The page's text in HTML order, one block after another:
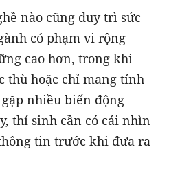
nào cũng duy trì sức
có phạm vi rộng
cao hơn, trong khi
thù hoặc chỉ mang tính
nhiều biến động
thí sinh cần có cái nhìn
tin trước khi đưa ra